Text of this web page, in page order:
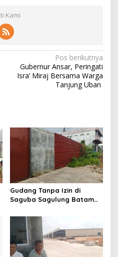
Kami
Pos berikutnya
Gubernur Ansar, Peringati
Isra’ Miraj Bersama Warga
Tanjung Uban
Gudang Tanpa Izin di
Saguba Sagulung Batam
Bersubsidi, Warga Resah
Terancam Bahaya
Kebakaran